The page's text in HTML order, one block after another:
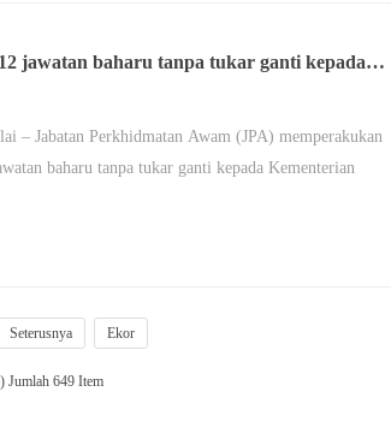
jawatan baharu tanpa tukar ganti kepada
– Jabatan Perkhidmatan Awam (JPA) memperakukan
baharu tanpa tukar ganti kepada Kementerian
Seterusnya Ekor
Jumlah 649 Item